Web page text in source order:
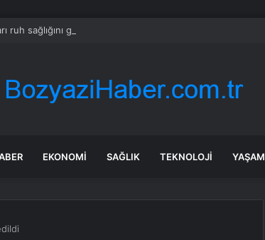
ruh sağlığını güçlendiriyor
EKONOMI SAĞLIK TEKNOLOJI YAŞAM